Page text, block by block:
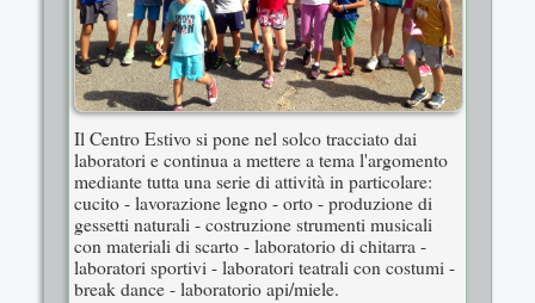
Il Centro Estivo si pone nel solco tracciato dai
laboratori e continua a mettere a tema l'argomento
mediante tutta una serie di attività in particolare:
cucito - lavorazione legno - orto - produzione di
gessetti naturali - costruzione strumenti musicali
con materiali di scarto - laboratorio di chitarra -
laboratori sportivi - laboratori teatrali con costumi -
break dance - laboratorio api/miele.